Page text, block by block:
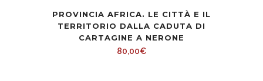
PROVINCIA AFRICA. LE CITTÀ E IL
TERRITORIO DALLA CADUTA DI
CARTAGINE A NERONE
80,00€